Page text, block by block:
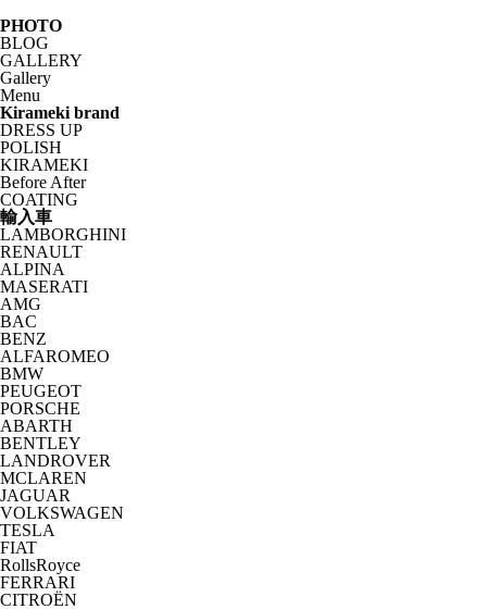
PHOTO
BLOG
GALLERY
Gallery
Menu
Kirameki brand
DRESS UP
POLISH
KIRAMEKI
Before After
COATING
輸入車
LAMBORGHINI
RENAULT
ALPINA
MASERATI
AMG
BAC
BENZ
ALFAROMEO
BMW
PEUGEOT
PORSCHE
ABARTH
BENTLEY
LANDROVER
MCLAREN
JAGUAR
VOLKSWAGEN
TESLA
FIAT
RollsRoyce
FERRARI
CITROËN